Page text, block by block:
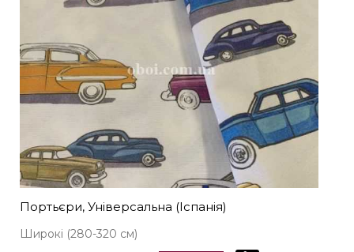
Портьєри, Універсальна (Іспанія)
Широкі (280-320 см)